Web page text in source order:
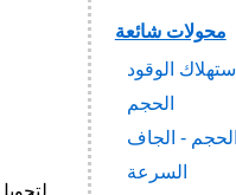
محولات شائعة
استهلاك الوقود
الحجم
الحجم - الجاف
السرعة